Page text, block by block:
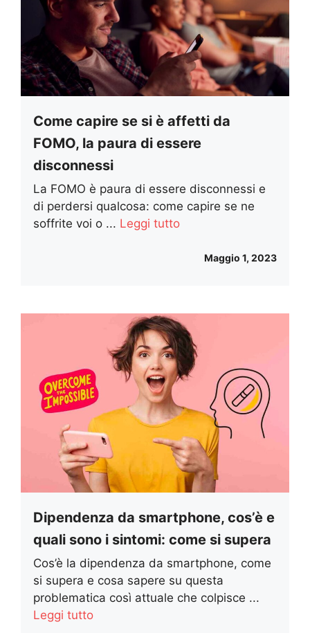
Come capire se si è affetti da
FOMO, la paura di essere
disconnessi
La FOMO è paura di essere disconnessi e
di perdersi qualcosa: come capire se ne
soffrite voi o ... Leggi tutto
Maggio 1, 2023
Dipendenza da smartphone, cos’è e
quali sono i sintomi: come si supera
Cos’è la dipendenza da smartphone, come
si supera e cosa sapere su questa
problematica così attuale che colpisce ...
Leggi tutto